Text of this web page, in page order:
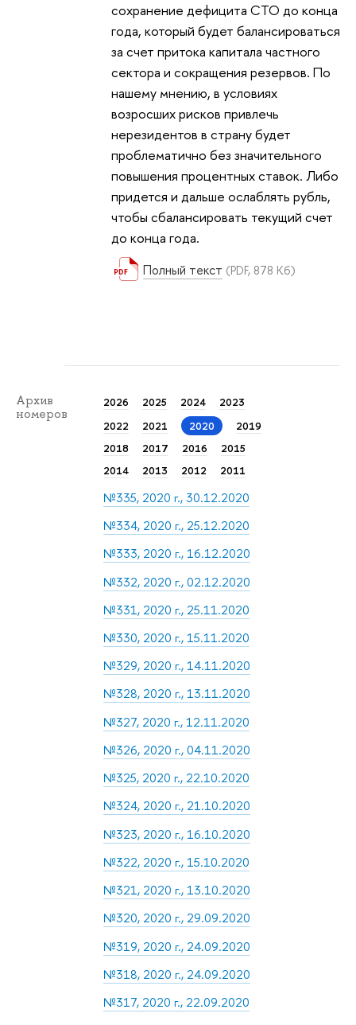
сохранение дефицита СТО до конца
года, который будет балансироваться
за счет притока капитала частного
сектора и сокращения резервов. По
нашему мнению, в условиях
возросших рисков привлечь
нерезидентов в страну будет
проблематично без значительного
повышения процентных ставок. Либо
придется и дальше ослаблять рубль,
чтобы сбалансировать текущий счет
до конца года.
Полный текст (PDF, 878 Кб)
Архив
номеров
2026 2025 2024
2023
2022
2021 2020
2019
2018
2017 2016
2015
2014
2013 2012 2011
№335, 2020 г., 30.12.2020
№334, 2020 г., 25.12.2020
№333, 2020 г., 16.12.2020
№332, 2020 г., 02.12.2020
№331, 2020 г., 25.11.2020
№330, 2020 г., 15.11.2020
№329, 2020 г., 14.11.2020
№328, 2020 г., 13.11.2020
№327, 2020 г., 12.11.2020
№326, 2020 г., 04.11.2020
№325, 2020 г., 22.10.2020
№324, 2020 г., 21.10.2020
№323, 2020 г., 16.10.2020
№322, 2020 г., 15.10.2020
№321, 2020 г., 13.10.2020
№320, 2020 г., 29.09.2020
№319, 2020 г., 24.09.2020
№318, 2020 г., 24.09.2020
№317, 2020 г., 22.09.2020